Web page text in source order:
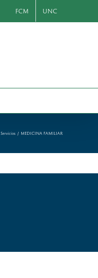
FCM UNC
Servicios MEDICINA FAMILIAR